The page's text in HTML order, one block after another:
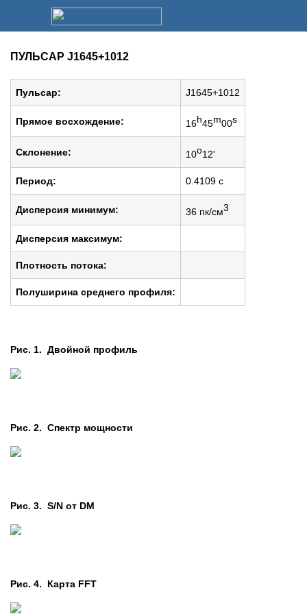
ПУЛЬСАР J1645+1012
Пульсар: J1645+1012
Прямое восхождение: 16h45m00s
Cклонение: 10o12'
Период: 0.4109 c
Дисперсия минимум: 36 пк/см3
Дисперсия максимум:
Плотность потока:
Полуширина среднего профиля:
Рис. 1. Двойной профиль
Рис. 2. Cпектр мощности
Рис. 3. S/N от DM
Рис. 4. Карта FFT